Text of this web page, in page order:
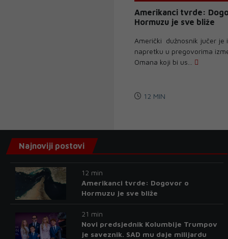
Amerikanci tvrde:
Hormuzu je sve bliže
Američki dužnosnik jučer je
napretku u pregovorima
Omana koji bi us...
12 MIN
Najnoviji postovi
12 min
Amerikanci tvrde: Dogovor o
Hormuzu je sve bliže
21 min
Novi predsjednik Kolumbije Trumpov
je saveznik. SAD mu daje milijardu